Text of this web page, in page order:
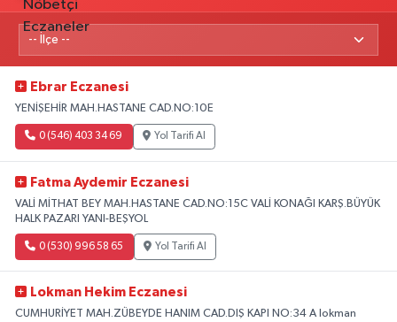
Ebrar Eczanesi
YENİŞEHİR MAH.HASTANE CAD.NO:10E
0 (546) 403 34 69 Yol Tarifi Al
Fatma Aydemir Eczanesi
VALİ MİTHAT BEY MAH.HASTANE CAD.NO:15C VALİ KONAĞI KARŞ.BÜYÜK
HALK PAZARI YANI-BEŞYOL
0 (530) 996 58 65 Yol Tarifi Al
Lokman Hekim Eczanesi
CUMHURİYET MAH.ZÜBEYDE HANIM CAD.DIŞ KAPI NO:34 A lokman